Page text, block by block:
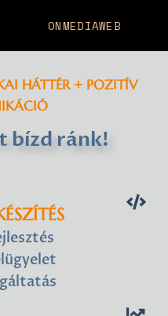
ONMEDIAWEB
HÁTTÉR + POZITÍV
bízd ránk!